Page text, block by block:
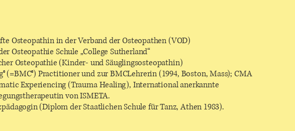
Osteopathin in der Verband der Osteopathen (VOD)
Osteopathie Schule „College Sutherland“
Osteopathie (Kinder- und Säuglingsosteopathin)
(=BMC®) Practitioner und zur BMCLehrerin (1994, Boston, Mass); CMA
Experiencing (Trauma Healing), International anerkannte
von ISMETA.
(Diplom der Staatlichen Schule für Tanz, Athen 1983).